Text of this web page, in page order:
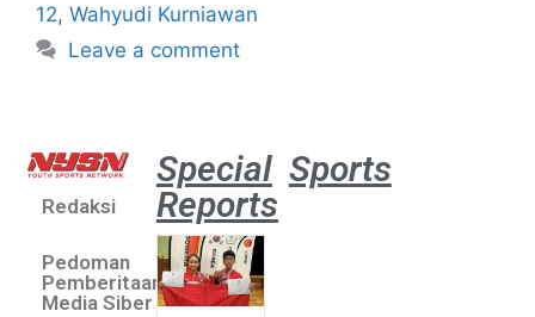
12, Wahyudi Kurniawan
Leave a comment
Redaksi
Pedoman
Pemberitaan
Media Siber
Special
Reports
Sports